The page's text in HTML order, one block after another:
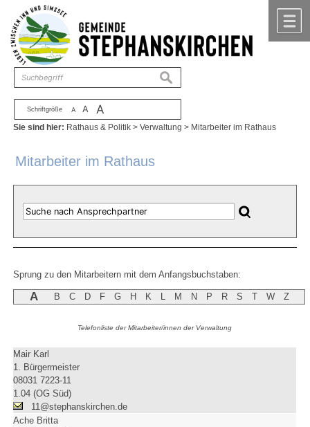
Zum Inhalt ,zur Navigation
Schriftgröße A A A
suchen
Sie sind hier: Rathaus & Politik >Verwaltung > Mitarbeiter im Rathaus
Mitarbeiter im Rathaus
Sprung zu den Mitarbeitern mit dem Anfangsbuchstaben:
A B C D F G H K L M N P R S T W Z
Telefonliste der Mitarbeiter/innen der Verwaltung
Mair Karl
1. Bürgermeister
08031 7223-11
1.04 (OG Süd)
11@stephanskirchen.de
Ache Britta